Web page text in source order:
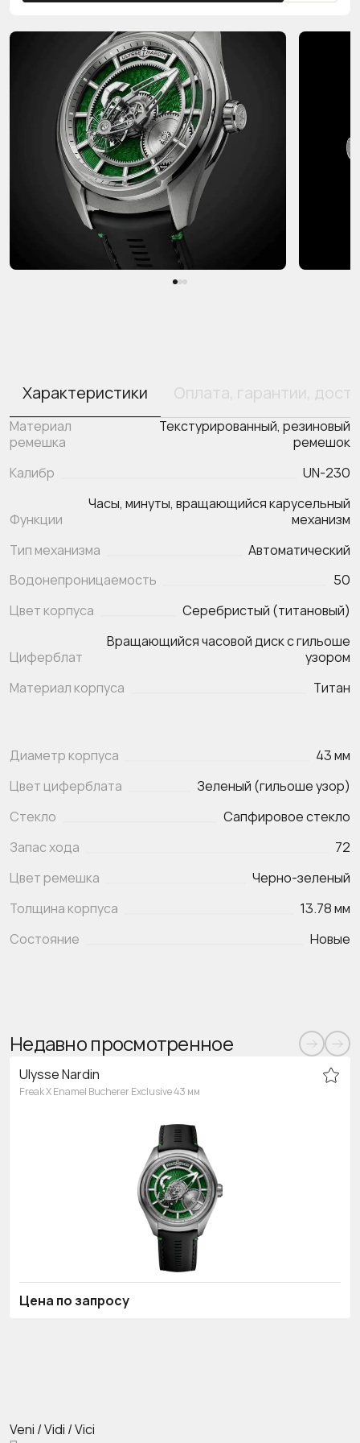
Характеристики Оплата, гарантии,
Материал
ремешка
Текстурированный, резиновый
ремешок
Калибр
UN-230
Функции
Часы, минуты, вращающийся карусельный
Тип механизма
Автоматический
Водонепроницаемость
50
Цвет корпуса
Серебристый (титановый)
Циферблат
Вращающийся часовой диск с гильоше
узором
Материал корпуса
Титан
Диаметр корпуса
43 мм
Цвет циферблата
Зеленый (гильоше узор)
Стекло
Сапфировое стекло
Запас хода
72
Цвет ремешка
Черно-зеленый
Толщина корпуса
13.78 мм
Состояние
Новые
Недавно просмотренное
Ulysse Nardin
Freak X Enamel Bucherer Exclusive 43 мм
Цена по запросу
Veni / Vidi / Vici